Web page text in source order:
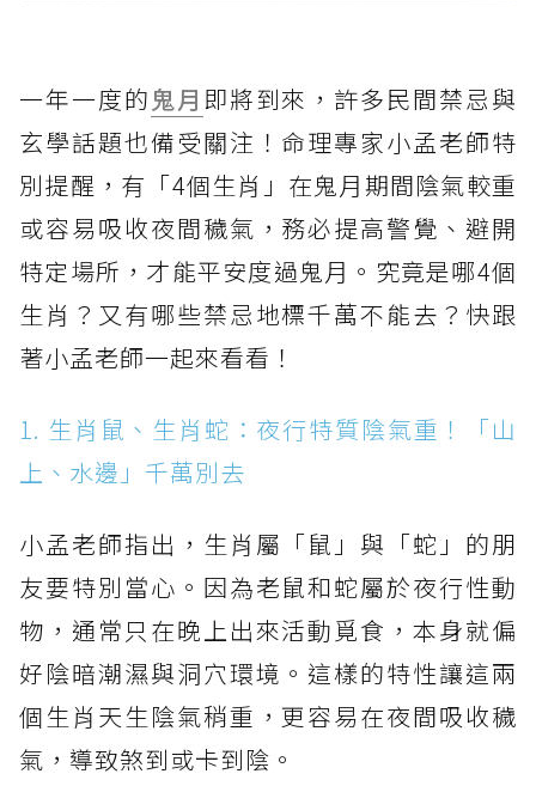
一年一度的鬼月 即將到來，許多民間禁忌與
玄學話題也備受關注！命理專家小孟老師特
別提醒，有「4個生肖」在鬼月期間陰氣較重
或容易吸收夜間穢氣，務必提高警覺、避開
特定場所，才能平安度過鬼月。究竟是哪4個
生肖？又有哪些禁忌地標千萬不能去？快跟
著小孟老師一起來看看！
1. 生肖鼠、生肖蛇：夜行特質陰氣重！「山
上、水邊」千萬別去
小孟老師指出，生肖屬「鼠」與「蛇」的朋
友要特別當心。因為老鼠和蛇屬於夜行性動
物，通常只在晚上出來活動覓食，本身就偏
好陰暗潮濕與洞穴環境。這樣的特性讓這兩
個生肖天生陰氣稍重，更容易在夜間吸收穢
氣，導致煞到或卡到陰。